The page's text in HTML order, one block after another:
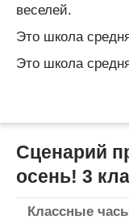
веселей.
Это школа
Это школа
Сценарий
осень! 3
Классные